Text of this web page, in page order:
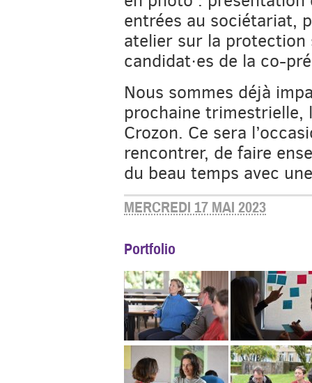
entrées au sociétariat,
atelier sur la protection
candidat·es de la co-
Nous sommes déjà
prochaine trimestrielle,
Crozon. Ce sera
rencontrer, de faire
du beau temps avec
MERCREDI 17 MAI 2023
Portfolio